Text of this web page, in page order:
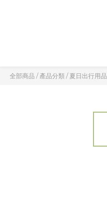
全部商品 /產品分類/夏日出行用品